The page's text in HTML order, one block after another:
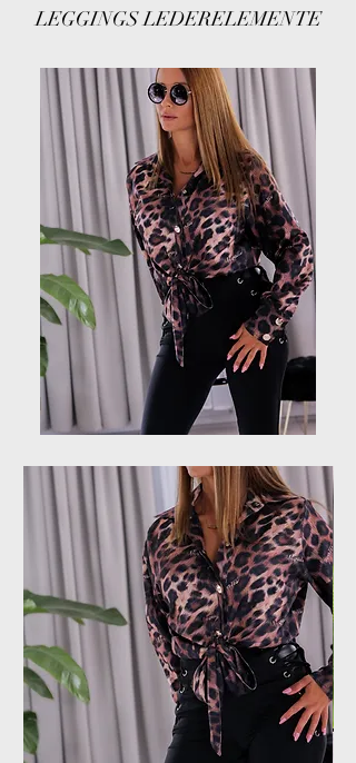
LEGGINGS LEDERELEMENTE